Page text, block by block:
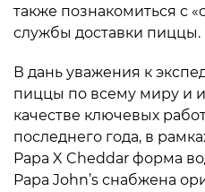
также познакомиться с
службы доставки пиццы.
В дань уважения к
пиццы по всему миру и
качестве ключевых
последнего года, в
Papa X Cheddar форма
Papa John’s снабжена